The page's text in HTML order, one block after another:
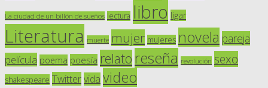
La ciudad de un billón de sueños lectura libro ligar
Literatura muerte mujer mujeres novela pareja
película poema poesía relato reseña revolución sexo
shakespeare Twittervida video